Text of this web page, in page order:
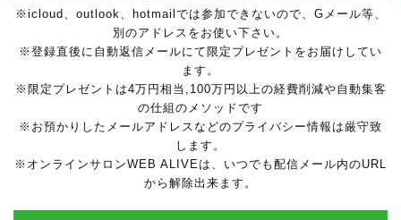
※icloud、outlook、hotmailでは参加できないので、Gメール等、
別のアドレスをお使い下さい。
※登録直後に自動返信メールにて限定プレゼントをお届けしてい
ます。
※限定プレゼントは4万円相当,100万円以上の経費削減や自動集客
の仕組のメソッドです
※お預かりしたメールアドレスなどのプライバシー情報は厳守致
します。
※オンラインサロンWEB ALIVEは、いつでも配信メール内のURL
から解除出来ます。